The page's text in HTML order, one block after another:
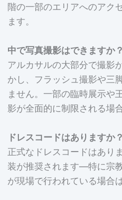
階の一部のエリアへのアク
ます。
中で写真撮影はできますか？
アルカサルの大部分で撮影
かし、フラッシュ撮影や三
ません。一部の臨時展示や
影が全面的に制限される場
ドレスコードはありますか？
正式なドレスコードはあり
装が推奨されます—特に宗
が現場で行われている場合